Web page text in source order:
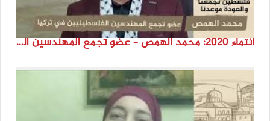
انتماء 2020: محمد الهمص – عضو تجمع المهندسين الفلسطينيين في تركيا